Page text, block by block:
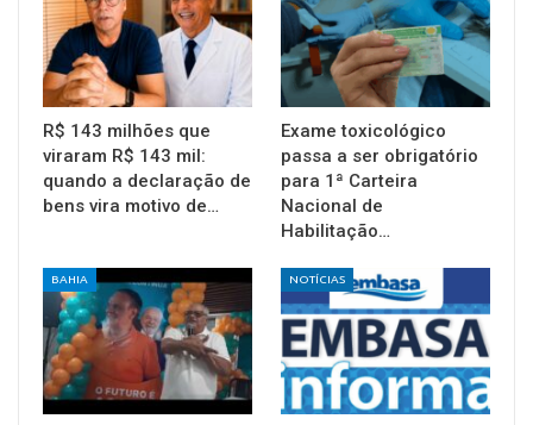
R$ 143 milhões que
viraram R$ 143 mil:
quando a declaração de
bens vira motivo de…
Exame toxicológico
passa a ser obrigatório
para 1ª Carteira
Nacional de
Habilitação…
BAHIA NOTÍCIAS